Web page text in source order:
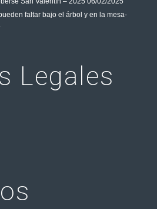
faltar bajo el árbol y en la mesa-
Legales